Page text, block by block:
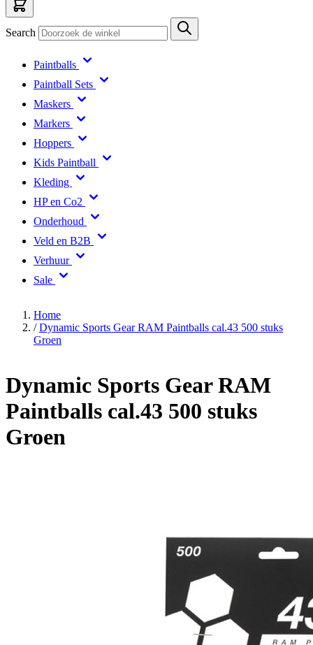
Search
Paintballs
Paintball Sets
Maskers
Markers
Hoppers
Kids Paintball
Kleding
HP en Co2
Onderhoud
Veld en B2B
Verhuur
Sale
Home
/ Dynamic Sports Gear RAM Paintballs cal.43 500 stuks
Groen
Dynamic Sports Gear RAM
Paintballs cal.43 500 stuks
Groen